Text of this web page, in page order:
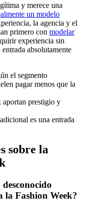
y merece una
un modelo
la agencia y el
primero conmodelar
experiencia sin
absolutamente
el segmento
pagar menos que la
aportan prestigio y
es una entrada
sobre la
la Fashion Week?